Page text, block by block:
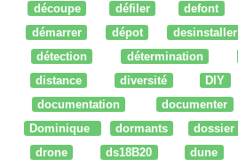
découpe
défiler defont
démarrer
dépot desinstaller
détection
détermination
distance
diversité DIY
documentation
documenter
Dominique
dormants dossier
drone
ds18B20 dune